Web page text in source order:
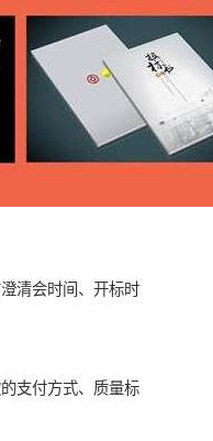
清会时间、开标时
支付方式、质量标